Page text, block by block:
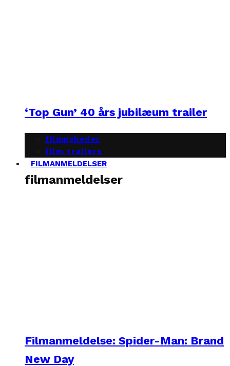
‘Top Gun’ 40 års jubilæum trailer
filmnyheder
film trailers
FILMANMELDELSER
filmanmeldelser
Filmanmeldelse: Spider-Man: Brand
New Day